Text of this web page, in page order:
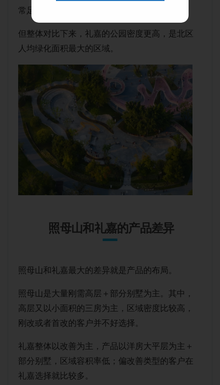
常足。
但整体对比下来，礼嘉的公园密度更高，是北区
人均绿化面积最大的区域。
照母山和礼嘉的产品差异
照母山和礼嘉最大的差异就是产品的布局。
照母山是大量刚需高层＋部分别墅为主。其中，
高层又以小面积的三房为主，区域密度比较高，
刚改或者首改的客户并不好选择。
礼嘉整体以改善为主，产品以洋房大平层为主＋
部分别墅，区域容积率低；偏改善类型的客户在
礼嘉选择就比较多。